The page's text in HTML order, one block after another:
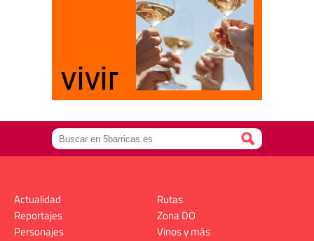
Actualidad
Reportajes
Personajes
Rutas
Zona DO
Vinos y más